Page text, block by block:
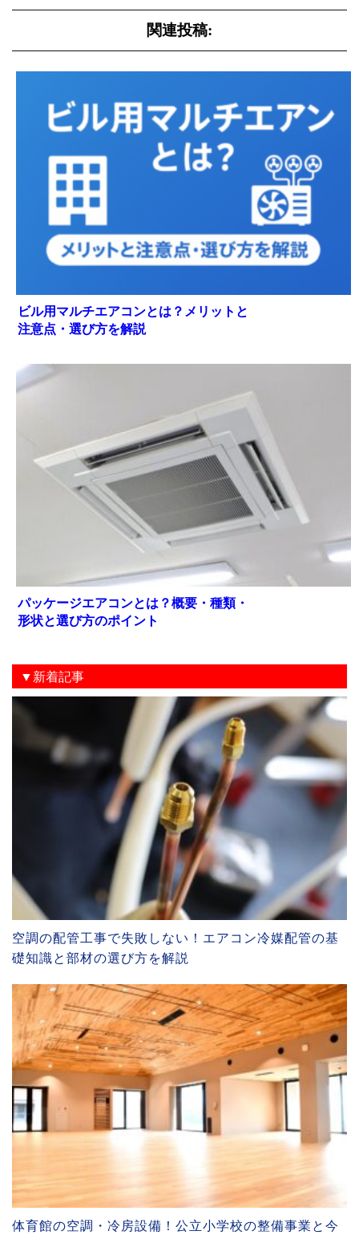
関連投稿:
ビル用マルチエアコンとは？メリットと
注意点・選び方を解説
パッケージエアコンとは？概要・種類・
形状と選び方のポイント
▼新着記事
空調の配管工事で失敗しない！エアコン冷媒配管の基
礎知識と部材の選び方を解説
体育館の空調・冷房設備！公立小学校の整備事業と今